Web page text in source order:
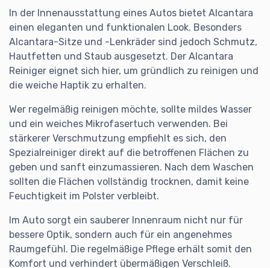
In der Innenausstattung eines Autos bietet Alcantara
einen eleganten und funktionalen Look. Besonders
Alcantara-Sitze und -Lenkräder sind jedoch Schmutz,
Hautfetten und Staub ausgesetzt. Der Alcantara
Reiniger eignet sich hier, um gründlich zu reinigen und
die weiche Haptik zu erhalten.
Wer regelmäßig reinigen möchte, sollte mildes Wasser
und ein weiches Mikrofasertuch verwenden. Bei
stärkerer Verschmutzung empfiehlt es sich, den
Spezialreiniger direkt auf die betroffenen Flächen zu
geben und sanft einzumassieren. Nach dem Waschen
sollten die Flächen vollständig trocknen, damit keine
Feuchtigkeit im Polster verbleibt.
Im Auto sorgt ein sauberer Innenraum nicht nur für
bessere Optik, sondern auch für ein angenehmes
Raumgefühl. Die regelmäßige Pflege erhält somit den
Komfort und verhindert übermäßigen Verschleiß.